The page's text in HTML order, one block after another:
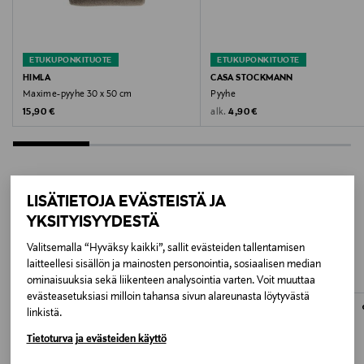
LISÄTIETOJA EVÄSTEISTÄ JA
YKSITYISYYDESTÄ
Valitsemalla “Hyväksy kaikki”, sallit evästeiden tallentamisen
laitteellesi sisällön ja mainosten personointia, sosiaalisen median
ominaisuuksia sekä liikenteen analysointia varten. Voit muuttaa
evästeasetuksiasi milloin tahansa sivun alareunasta löytyvästä
linkistä.
Tietoturva ja evästeiden käyttö
Valmistusmaa
Valmistajan tuotenumero
1000327
Valmistaja
Valmistajan osoite
Digitaalinen osoite
info@himla.se
Avainsanat
ETUKUPONKITUOTE
HIMLA
Maxime-pyyhe 30 x 50 cm
Original Price
15,90 €
ETUKUPONKITUOTE
CASA STOCKMANN
Pyyhe
alk. Original Price
4,90 €
LISÄÄ KIINNOSTAVIA
TUOTTEITA